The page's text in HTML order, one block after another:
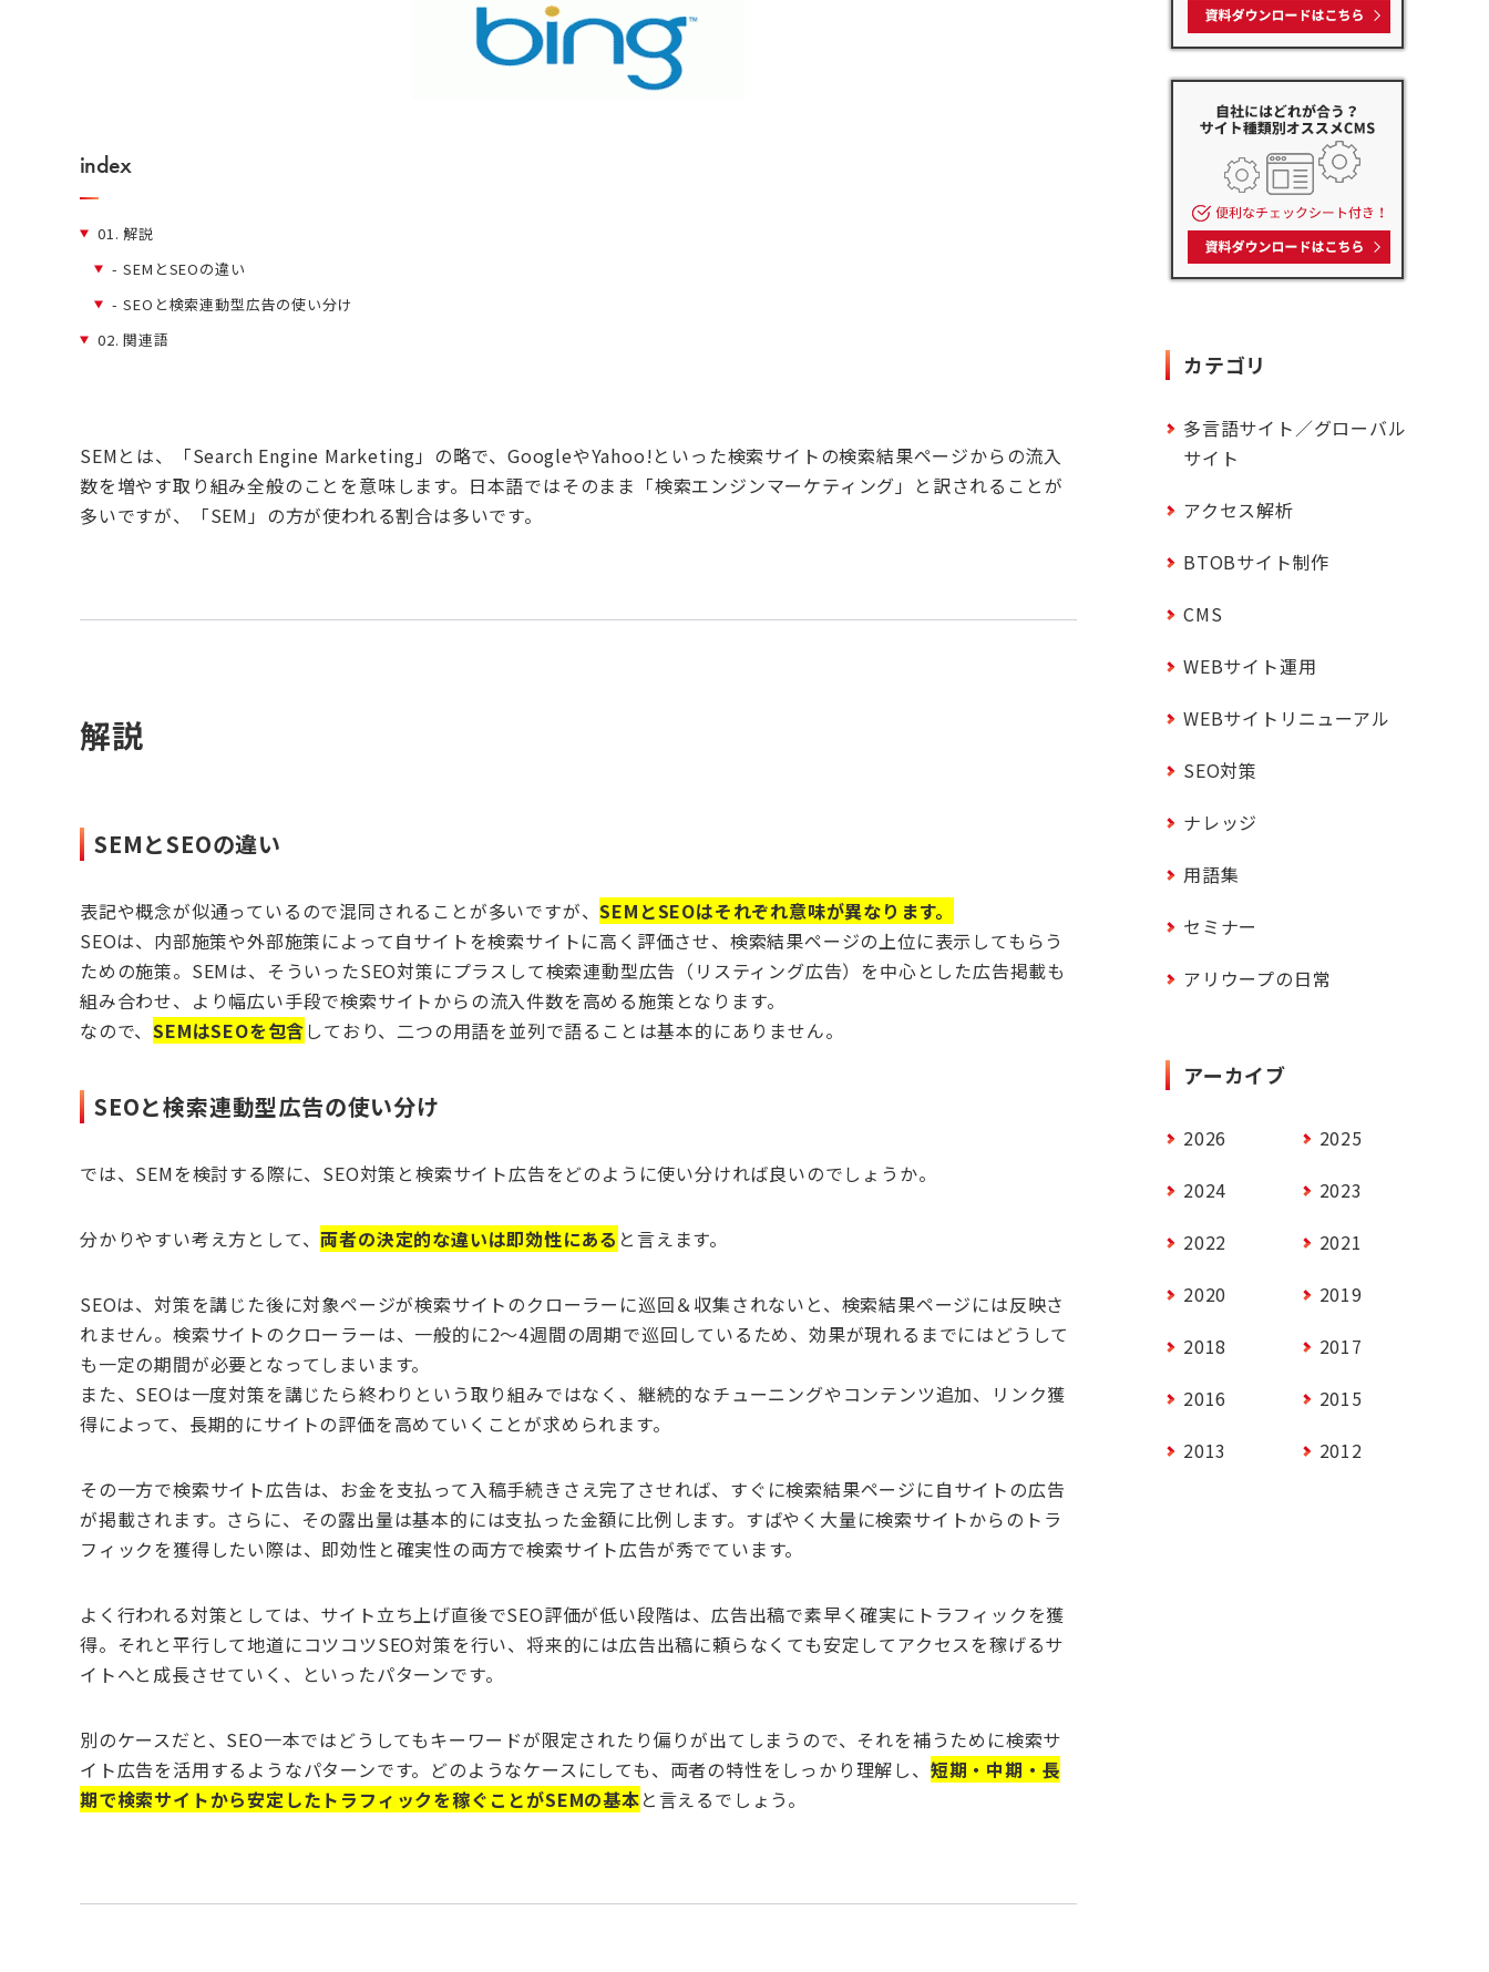
index
01. 解説
- SEMとSEOの違い
- SEOと検索連動型広告の使い分け
02. 関連語
SEMとは、「Search Engine Marketing」の略で、GoogleやYahoo!といった検索サイトの検索結果ページからの流入
数を増やす取り組み全般のことを意味します。日本語ではそのまま「検索エンジンマーケティング」と訳されることが
多いですが、「SEM」の方が使われる割合は多いです。
解説
SEMとSEOの違い
表記や概念が似通っているので混同されることが多いですが、SEMとSEOはそれぞれ意味が異なります。
SEOは、内部施策や外部施策によって自サイトを検索サイトに高く評価させ、検索結果ページの上位に表示してもらう
ための施策。SEMは、そういったSEO対策にプラスして検索連動型広告（リスティング広告）を中心とした広告掲載も
組み合わせ、より幅広い手段で検索サイトからの流入件数を高める施策となります。
なので、SEMはSEOを包含しており、二つの用語を並列で語ることは基本的にありません。
SEOと検索連動型広告の使い分け
では、SEMを検討する際に、SEO対策と検索サイト広告をどのように使い分ければ良いのでしょうか。
分かりやすい考え方として、両者の決定的な違いは即効性にある と言えます。
SEOは、対策を講じた後に対象ページが検索サイトのクローラーに巡回＆収集されないと、検索結果ページには反映さ
れません。検索サイトのクローラーは、一般的に2〜4週間の周期で巡回しているため、効果が現れるまでにはどうして
も一定の期間が必要となってしまいます。
また、SEOは一度対策を講じたら終わりという取り組みではなく、継続的なチューニングやコンテンツ追加、リンク獲
得によって、長期的にサイトの評価を高めていくことが求められます。
その一方で検索サイト広告は、お金を支払って入稿手続きさえ完了させれば、すぐに検索結果ページに自サイトの広告
が掲載されます。さらに、その露出量は基本的には支払った金額に比例します。すばやく大量に検索サイトからのトラ
フィックを獲得したい際は、即効性と確実性の両方で検索サイト広告が秀でています。
よく行われる対策としては、サイト立ち上げ直後でSEO評価が低い段階は、広告出稿で素早く確実にトラフィックを獲
得。それと平行して地道にコツコツSEO対策を行い、将来的には広告出稿に頼らなくても安定してアクセスを稼げるサ
イトへと成長させていく、といったパターンです。
別のケースだと、SEO一本ではどうしてもキーワードが限定されたり偏りが出てしまうので、それを補うために検索サ
イト広告を活用するようなパターンです。どのようなケースにしても、両者の特性をしっかり理解し、 短期・中期・長
期で検索サイトから安定したトラフィックを稼ぐことがSEMの基本と言えるでしょう。
カテゴリ
多言語サイト／グローバル
サイト
アクセス解析
BTOBサイト制作
CMS
WEBサイト運用
WEBサイトリニューアル
SEO対策
ナレッジ
用語集
セミナー
アリウープの日常
アーカイブ
2026
2025
2024
2023
2022
2021
2020
2019
2018
2017
2016
2015
2013
2012